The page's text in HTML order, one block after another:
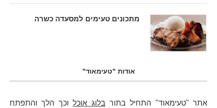
מתכונים טעימים למסעדה כשרה
אודות "טעימאוד"
אתר "טעימאוד" התחיל בתור בלוג אוכלוכך הלך והתפתח